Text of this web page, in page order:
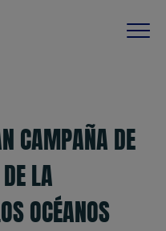
CAMPAÑA DE
LA
OCÉANOS